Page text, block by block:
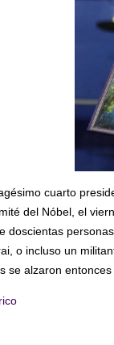
cuarto
del Nóbel, el
doscientas
o incluso un
se alzaron